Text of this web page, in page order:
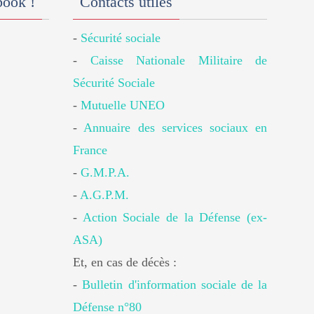
- Sécurité sociale
- Caisse Nationale Militaire de
Sécurité Sociale
-Mutuelle UNEO
-Annuaire des services sociaux en
France
-G.M.P.A.
-A.G.P.M.
- Action Sociale de la Défense (ex-
ASA)
Et, en cas de décès :
-Bulletin d'information sociale de la
Défense n°80